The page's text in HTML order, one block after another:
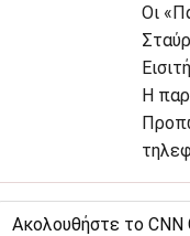
Οι
Η
Ακολουθήστε το CNN